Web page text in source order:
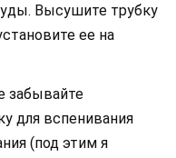
Высушите трубку
ее на
забывайте
для вспенивания
(под этим я